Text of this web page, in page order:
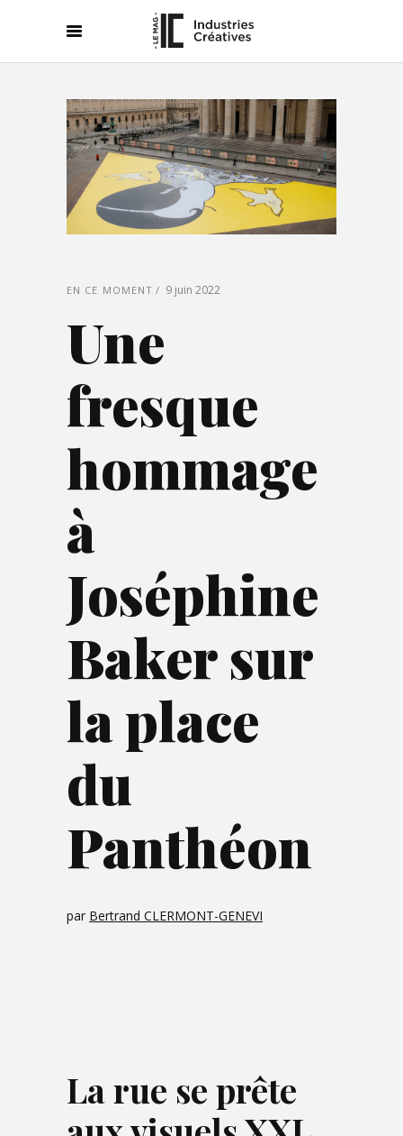
EN CE MOMENT 9 juin 2022
Une
fresque
hommage
à
Joséphine
Baker sur
la place
du
Panthéon
par Bertrand CLERMONT-GENEVI
La rue se prête